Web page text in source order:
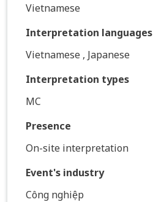
Vietnamese
Interpretation languages
Vietnamese , Japanese
Interpretation types
MC
Presence
On-site interpretation
Event's industry
Công nghiệp